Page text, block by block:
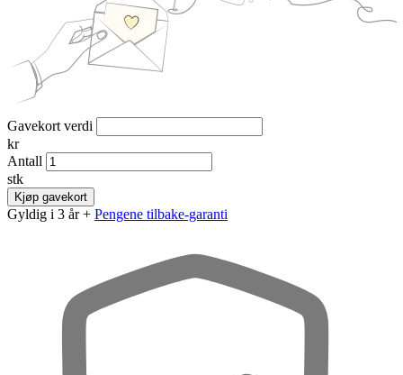
Gavekort verdi
kr
Antall
stk
Kjøp gavekort
Gyldig i 3 år + Pengene tilbake-garanti